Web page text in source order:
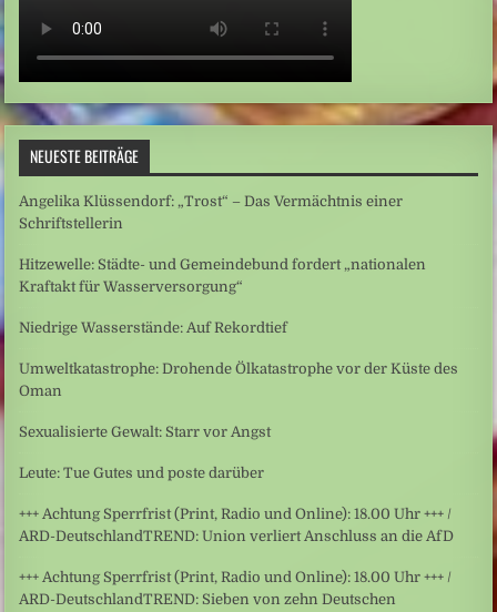
NEUESTE BEITRÄGE
Angelika Klüssendorf: „Trost“ – Das Vermächtnis einer
Schriftstellerin
Hitzewelle: Städte- und Gemeindebund fordert „nationalen
Kraftakt für Wasserversorgung“
Niedrige Wasserstände: Auf Rekordtief
Umweltkatastrophe: Drohende Ölkatastrophe vor der Küste des
Oman
Sexualisierte Gewalt: Starr vor Angst
Leute: Tue Gutes und poste darüber
+++ Achtung Sperrfrist (Print, Radio und Online): 18.00 Uhr +++ /
ARD-DeutschlandTREND: Union verliert Anschluss an die AfD
+++ Achtung Sperrfrist (Print, Radio und Online): 18.00 Uhr +++ /
ARD-DeutschlandTREND: Sieben von zehn Deutschen